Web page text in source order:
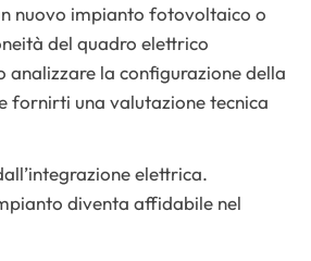
nuovo impianto fotovoltaico o
del quadro elettrico
analizzare la configurazione della
fornirti una valutazione tecnica
elettrica.
diventa affidabile nel